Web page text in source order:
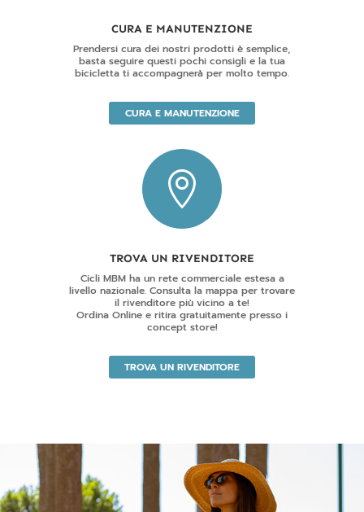
CURA E MANUTENZIONE
Prendersi cura dei nostri prodotti è semplice,
basta seguire questi pochi consigli e la tua
bicicletta ti accompagnerà per molto tempo.
CURA E MANUTENZIONE

TROVA UN RIVENDITORE
Cicli MBM ha un rete commerciale estesa a
livello nazionale. Consulta la mappa per trovare
il rivenditore più vicino a te!
Ordina Online e ritira gratuitamente presso i
concept store!
TROVA UN RIVENDITORE